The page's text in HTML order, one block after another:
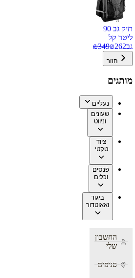
תיק גב 90
ליטר קל
גב
₪262
₪349
חזור
מותגים
נעליים
שעונים
וניווט
ציוד
טקטי
פנסים
וכלים
ביגוד
ואאוטדור
החשבון
שלי
סניפים